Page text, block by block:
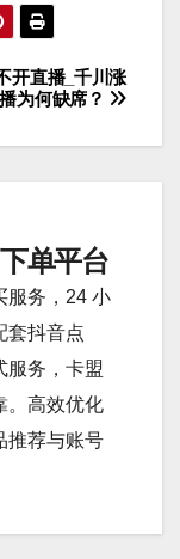
开直播_千川涨
为何缺席？
单平台
服务，24 小
套抖音点
服务，卡盟
。高效优化
推荐与账号